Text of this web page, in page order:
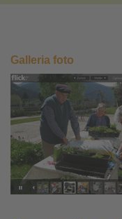
Galleria foto